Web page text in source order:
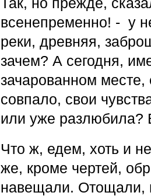
всенепременно! - у
реки, древняя,
зачем? А сегодня,
зачарованном
совпало, свои
или уже разлюбила?
Что ж, едем, хоть и
же, кроме чертей,
навещали. Отощали,